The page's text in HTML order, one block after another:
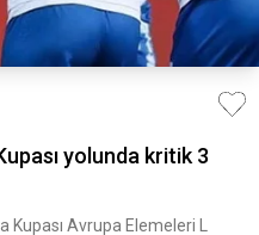
yolunda kritik 3
Kupası Avrupa Elemeleri L